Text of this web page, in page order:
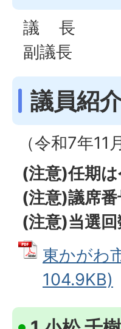
議 長 工
副議長
議員紹
（令和7年11
(注意)任期
(注意)議席
(注意)当選
東かがわ
104.9KB)